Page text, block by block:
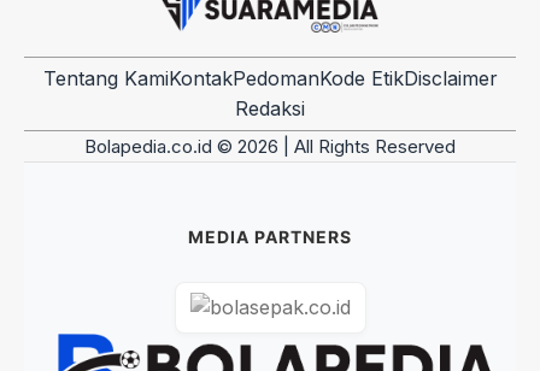
Tentang KamiKontakPedomanKode EtikDisclaimer
Redaksi
Bolapedia.co.id © 2026 | All Rights Reserved
MEDIA PARTNERS